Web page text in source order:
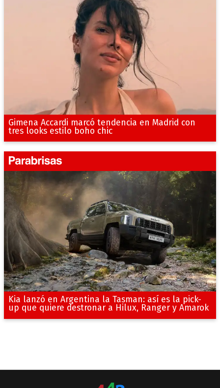
Gimena Accardi marcó tendencia en Madrid con
tres looks estilo boho chic
Kia lanzó en Argentina la Tasman: así es la pick-
up que quiere destronar a Hilux, Ranger y Amarok